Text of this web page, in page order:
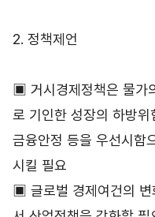
2. 정책제언
▣ 거시경제정책은 물가
로 기인한 성장의 하방
금융안정 등을 우선시함
시킬 필요
▣ 글로벌 경제여건의 변